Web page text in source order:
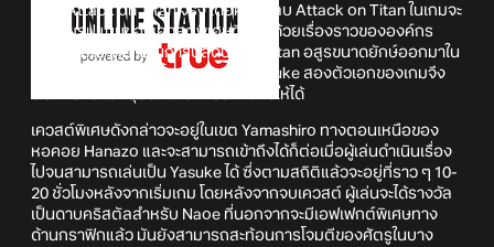
เรื่อง Attack on Titan จริง โดยคอลแลบ Attack on Titan ในเกมจะ
มาด้วยรูปแบบของเควสต์พิเศษที่จะว่าด้วยเรื่องราวขององค์กร
ลึกลับที่มีเป้าหมายในการปลดปล่อย Titan อสูรขนาดยักษ์ออกมาใน
ประเทศญี่ปุ่น ดังนั้นทั้ง Naoe และ Yasuke สองตัวเอกของเกมจึง
ต้องพยายามหยุดยั้งแผนการดังกล่าวให้ได้
เควสต์พิเศษดังกล่าวจะอยู่ในเขต Yamashiro ทางตอนเหนือของ
หอคอย Hanazo และจะสามารถเข้าถึงได้ก็ต่อเมื่อผู้เล่นดำเนินเรื่อง
ไปจนสามารถเล่นเป็น Yasuke ได้ ซึ่งตามสถิติแล้วจะอยู่ที่ราว ๆ 10-
20 ชั่วโมงหลังจากเริ่มเกม โดยหลังจากจบเควสต์ ผู้เล่นจะได้รางวัล
เป็นดาบคริสตัลสำหรับ Naoe ที่นอกจากจะมีเอฟเฟกต์พิเศษทาง
ด้านกราฟิกแล้ว มันยังสามารถสะท้อนการโจมตีของศัตรูในบาง